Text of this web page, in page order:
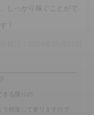
しっかり稼ぐことがで
！
る限りの
う精進して参りますので